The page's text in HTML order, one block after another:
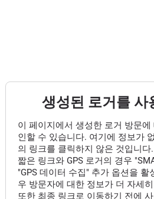
생성된 로거를 사
이 페이지에서 생성한 로거 방문
인할 수 있습니다. 여기에 정보가
의 링크를 클릭하지 않은 것입니다.
짧은 링크와 GPS 로거의 경우
"GPS 데이터 수집" 추가 옵션을 활
우 방문자에 대한 정보가 더 자세
또한 최종 링크로 이동하기 전에